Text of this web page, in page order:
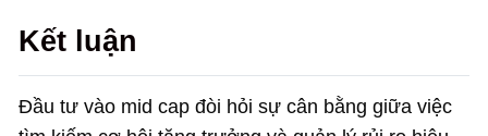
Kết luận
Đầu tư vào mid cap đòi hỏi sự cân bằng giữa việc